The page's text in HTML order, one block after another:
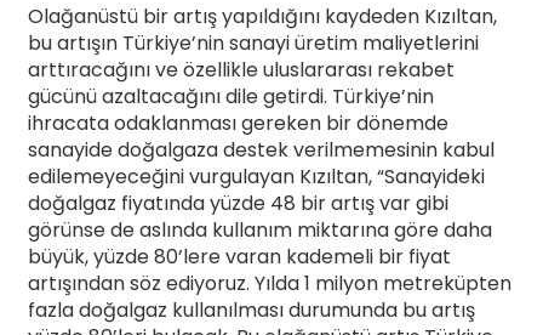
Olağanüstü bir artış yapıldığını kaydeden Kızıltan,
bu artışın Türkiye’nin sanayi üretim maliyetlerini
arttıracağını ve özellikle uluslararası rekabet
gücünü azaltacağını dile getirdi. Türkiye’nin
ihracata odaklanması gereken bir dönemde
sanayide doğalgaza destek verilmemesinin kabul
edilemeyeceğini vurgulayan Kızıltan, “Sanayideki
doğalgaz fiyatında yüzde 48 bir artış var gibi
görünse de aslında kullanım miktarına göre daha
büyük, yüzde 80’lere varan kademeli bir fiyat
artışından söz ediyoruz. Yılda 1 milyon metreküpten
fazla doğalgaz kullanılması durumunda bu artış